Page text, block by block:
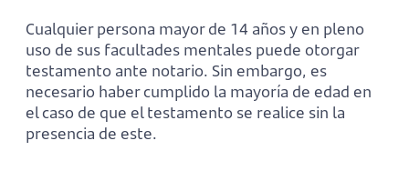
Cualquier persona mayor de 14 años y en pleno
uso de sus facultades mentales puede otorgar
testamento ante notario. Sin embargo, es
necesario haber cumplido la mayoría de edad en
el caso de que el testamento se realice sin la
presencia de este.